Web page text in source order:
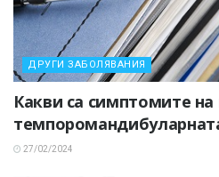
ДРУГИ ЗАБОЛЯВАНИЯ
Какви са симптомите
27/02/2024